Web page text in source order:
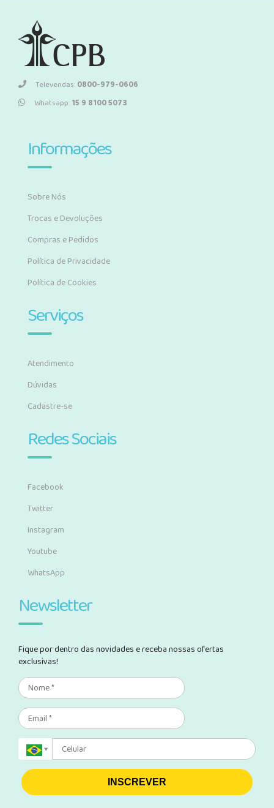
Televendas:0800-979-0606
Whatsapp:15 9 8100 5073
Informações
Sobre Nós
Trocas e Devoluções
Compras e Pedidos
Política de Privacidade
Política de Cookies
Serviços
Atendimento
Dúvidas
Cadastre-se
Redes Sociais
Facebook
Twitter
Instagram
Youtube
WhatsApp
Newsletter
Fique por dentro das novidades e receba nossas ofertas
exclusivas!
INSCREVER